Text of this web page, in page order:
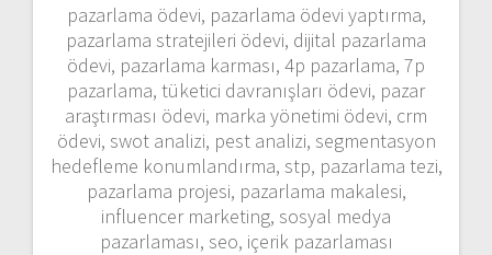
pazarlama ödevi, pazarlama ödevi yaptırma,
pazarlama stratejileri ödevi, dijital pazarlama
ödevi, pazarlama karması, 4p pazarlama, 7p
pazarlama, tüketici davranışları ödevi, pazar
araştırması ödevi, marka yönetimi ödevi, crm
ödevi, swot analizi, pest analizi, segmentasyon
hedefleme konumlandırma, stp, pazarlama tezi,
pazarlama projesi, pazarlama makalesi,
influencer marketing, sosyal medya
pazarlaması, seo, içerik pazarlaması